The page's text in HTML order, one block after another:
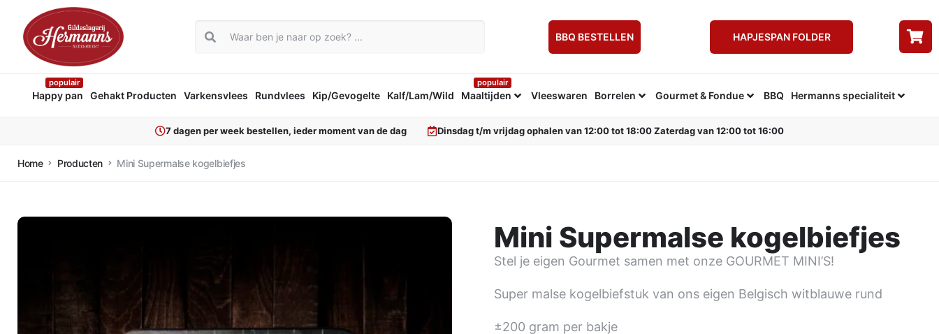
BBQ BESTELLEN HAPJESPAN FOLDER
Happy pan
populair
Gehakt Producten Varkensvlees Rundvlees Kip/Gevogelte Kalf/Lam/Wild Maaltijden
populair
Vleeswaren Borrelen Gourmet & Fondue BBQ Hermanns specialiteit
7 dagen per week bestellen, ieder moment van de dag Dinsdag t/m vrijdag ophalen van 12:00 tot 18:00 Zaterdag van 12:00 tot 16:00
Home Producten Mini Supermalse kogelbiefjes
Mini Supermalse kogelbiefjes
Stel je eigen Gourmet samen met onze GOURMET MINI’S!
Super malse kogelbiefstuk van ons eigen Belgisch witblauwe rund
±200 gram per bakje